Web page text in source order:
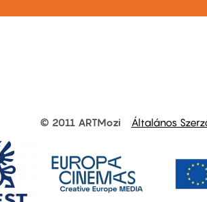
© 2011 ARTMozi Általános